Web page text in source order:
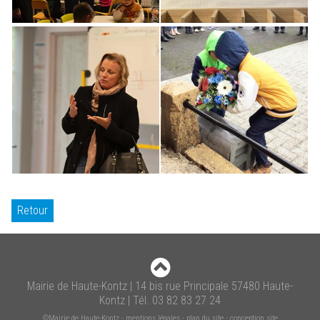
Retour
Mairie de Haute-Kontz | 14 bis rue Principale 57480 Haute-
Kontz | Tél. 03 82 83 27 24
©Mairie de Haute-Kontz- mentions légales- plan du site- conception site